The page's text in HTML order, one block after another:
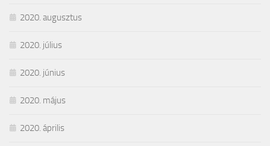
2020. augusztus
2020. július
2020. június
2020. május
2020. április